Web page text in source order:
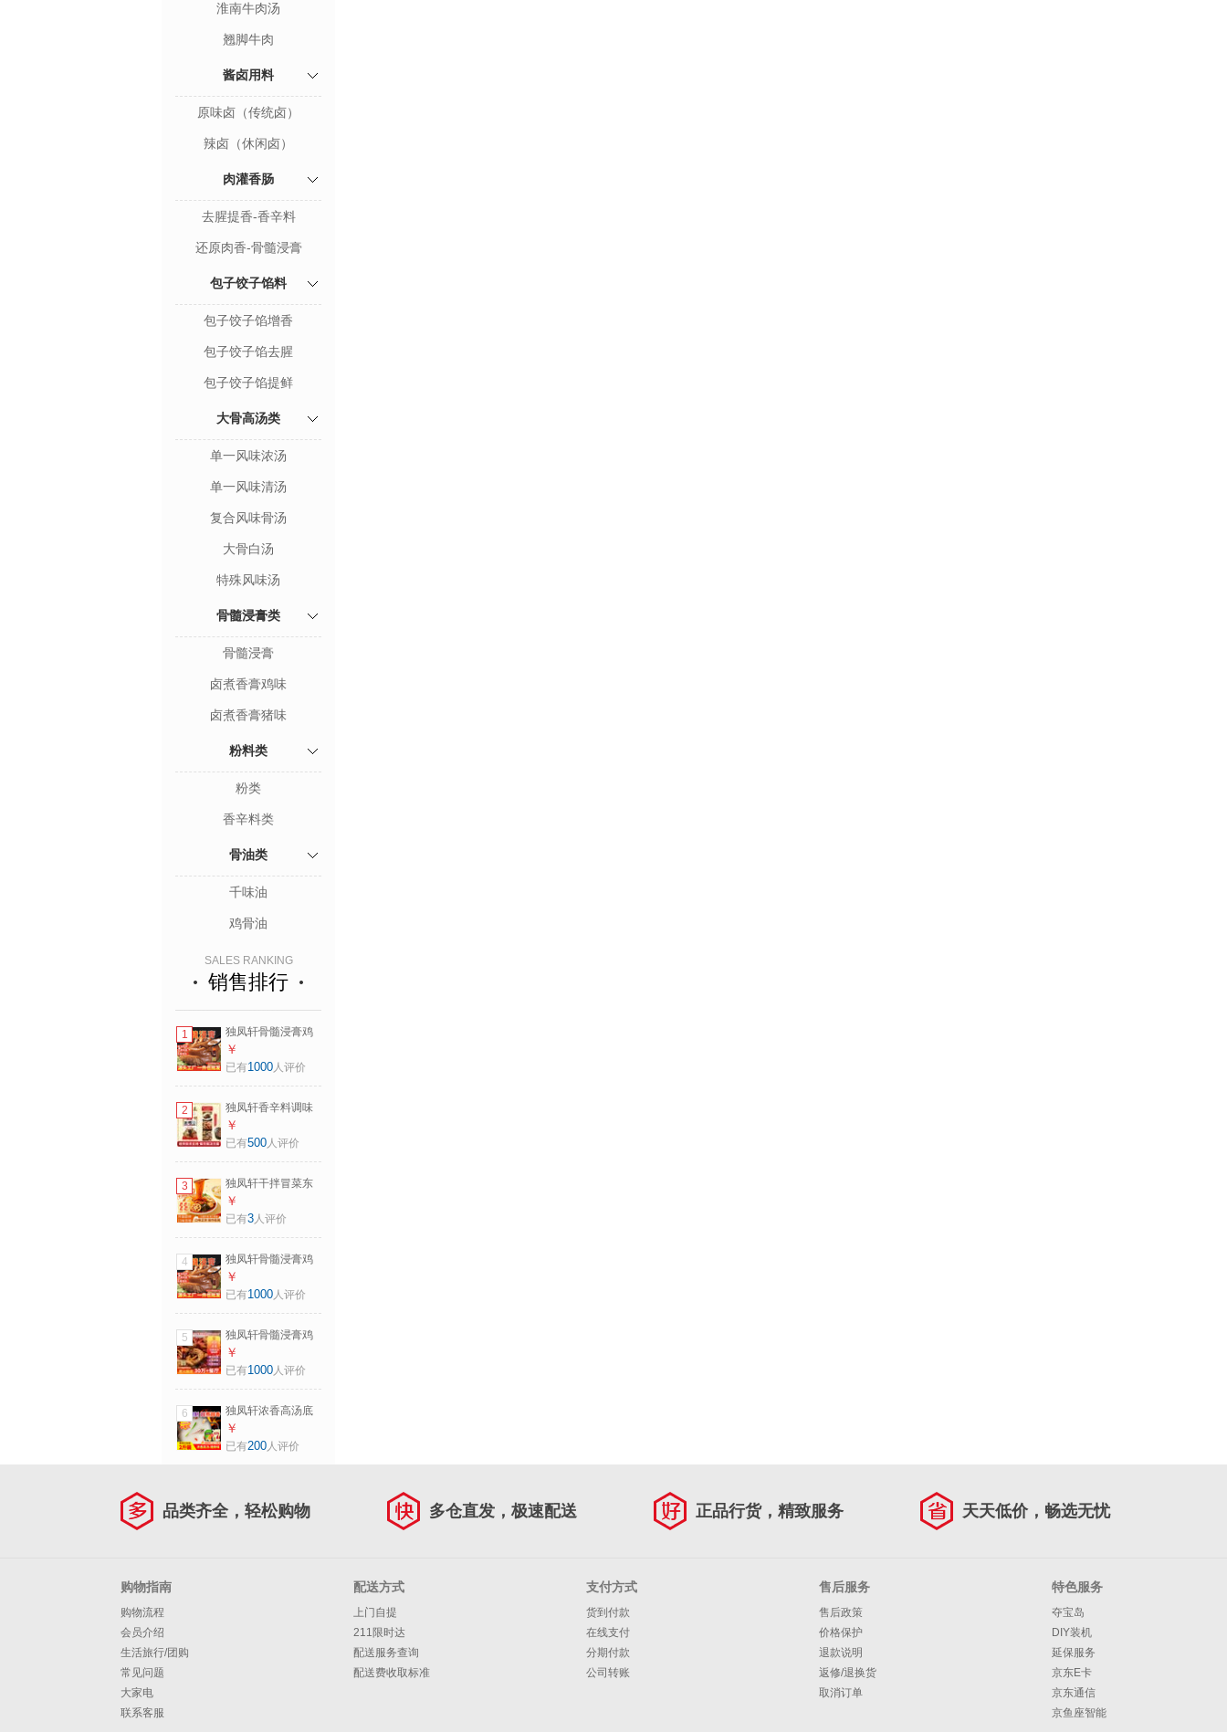
淮南牛肉汤
翘脚牛肉
酱卤用料
原味卤（传统卤）
辣卤（休闲卤）
肉灌香肠
去腥提香-香辛料
还原肉香-骨髓浸膏
包子饺子馅料
包子饺子馅增香
包子饺子馅去腥
包子饺子馅提鲜
大骨高汤类
单一风味浓汤
单一风味清汤
复合风味骨汤
大骨白汤
特殊风味汤
骨髓浸膏类
骨髓浸膏
卤煮香膏鸡味
卤煮香膏猪味
粉料类
粉类
香辛料类
骨油类
千味油
鸡骨油
SALES RANKING
销售排行
1
独凤轩骨髓浸膏鸡
猪牛鸭味浓香型卤
肉熟食香肠制品去
（骨肉含量高)
￥
已有1000人评价
2
独凤轩香辛料调味
料品酱香王肉香源
1KG 卤味料包商用
￥
已有500人评价
3
独凤轩干拌冒菜东
北老式麻辣拌调料
正宗抚顺口味拌菜
￥
已有3人评价
4
独凤轩骨髓浸膏鸡
猪牛鸭味浓香型卤
肉熟食香肠制品去
味(骨肉含量更高)
￥
已有1000人评价
5
独凤轩骨髓浸膏鸡
猪牛鸭味浓香型卤
肉熟食香肠制品去
味（骨肉含量高)
￥
已有1000人评价
6
独凤轩浓香高汤底
猪鸡牛大骨浓火锅
麻辣烫米线面条小
￥
已有200人评价
品类齐全，轻松购物 多仓直发，极速配送 正品行货，精致服务 天天低价，畅选无忧
购物指南
购物流程
会员介绍
生活旅行/团购
常见问题
大家电
联系客服
配送方式
上门自提
211限时达
配送服务查询
配送费收取标准
支付方式
货到付款
在线支付
分期付款
公司转账
售后服务
售后政策
价格保护
退款说明
返修/退换货
取消订单
特色服务
夺宝岛
DIY装机
延保服务
京东E卡
京东通信
京鱼座智能